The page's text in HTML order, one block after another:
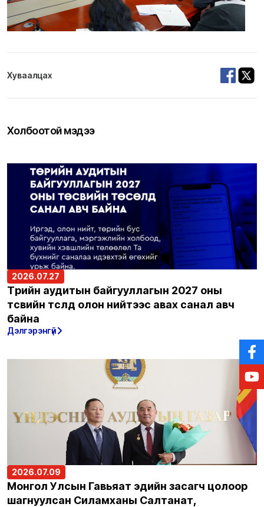
Хуваалцах
Холбоотой мэдээ
2026.07.27
Төрийн аудитын байгууллагын 2027 оны
төсвийн төсөлд олон нийтээс авах санал авч
байна
Дэлгэрэнгүй
2026.07.09
Монгол Улсын Гавьяат эдийн засагч цолоор
шагнуулсан Силамханы Салтанат,